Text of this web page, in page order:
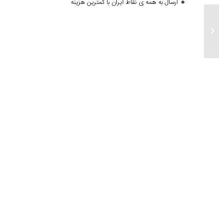
🔸 ارسال به همه ی نقاط ایران با کمترین هزینه